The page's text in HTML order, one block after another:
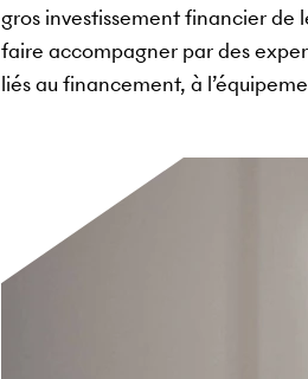
gros investissement financier de
faire accompagner par des
liés au financement, à